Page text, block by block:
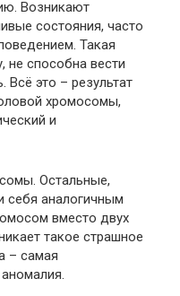
Возникают
состояния, часто
Такая
не способна вести
это – результат
хромосомы,
и
Остальные,
себя аналогичным
вместо двух
такое страшное
– самая